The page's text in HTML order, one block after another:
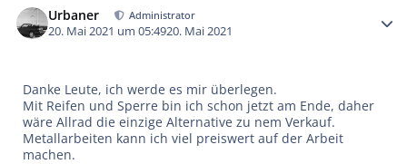
Urbaner Administrator
20. Mai 2021 um 05:4920. Mai 2021
Danke Leute, ich werde es mir überlegen.
Mit Reifen und Sperre bin ich schon jetzt am Ende, daher
wäre Allrad die einzige Alternative zu nem Verkauf.
Metallarbeiten kann ich viel preiswert auf der Arbeit
machen.